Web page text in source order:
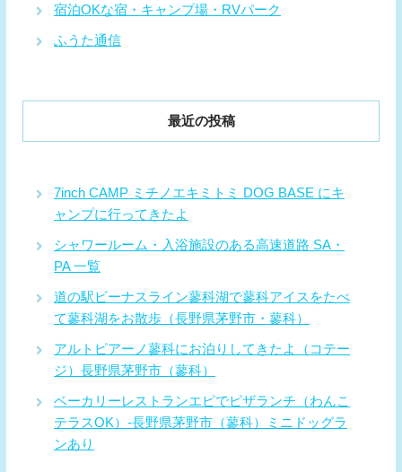
宿泊OKな宿・キャンプ場・RVパーク
ふうた通信
最近の投稿
7inch CAMP ミチノエキミトミ DOG BASE にキ
ャンプに行ってきたよ
シャワールーム・入浴施設のある高速道路 SA・
PA 一覧
道の駅ビーナスライン蓼科湖で蓼科アイスをたべ
て蓼科湖をお散歩（長野県茅野市・蓼科）
アルトピアーノ蓼科にお泊りしてきたよ（コテー
ジ）長野県茅野市（蓼科）
ベーカリーレストランエピでピザランチ（わんこ
テラスOK）-長野県茅野市（蓼科）ミニドッグラ
ンあり